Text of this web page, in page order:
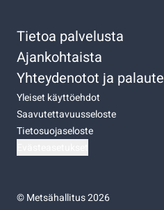
Tietoa palvelusta
Ajankohtaista
Yhteydenotot ja palaute
Yleiset käyttöehdot
Saavutettavuusseloste
Tietosuojaseloste
©Metsähallitus 2026